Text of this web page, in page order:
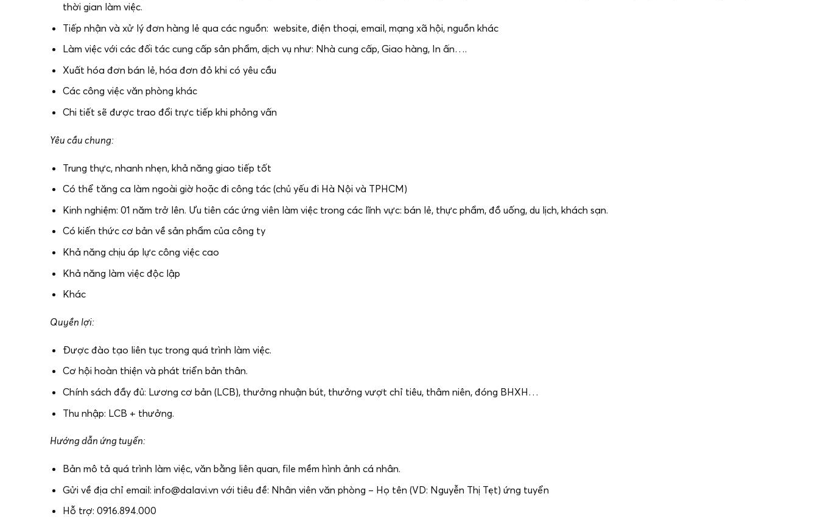
thời gian làm việc.
Tiếp nhận và xử lý đơn hàng lẻ qua các nguồn: website, điện thoại, email, mạng xã hội, nguồn khác
Làm việc với các đối tác cung cấp sản phẩm, dịch vụ như: Nhà cung cấp, Giao hàng, In ấn….
Xuất hóa đơn bán lẻ, hóa đơn đỏ khi có yêu cầu
Các công việc văn phòng khác
Chi tiết sẽ được trao đổi trực tiếp khi phỏng vấn
Yêu cầu chung:
Trung thực, nhanh nhẹn, khả năng giao tiếp tốt
Có thể tăng ca làm ngoài giờ hoặc đi công tác (chủ yếu đi Hà Nội và TPHCM)
Kinh nghiệm: 01 năm trở lên. Ưu tiên các ứng viên làm việc trong các lĩnh vực: bán lẻ, thực phẩm, đồ uống, du lịch, khách sạn.
Có kiến thức cơ bản về sản phẩm của công ty
Khả năng chịu áp lực công việc cao
Khả năng làm việc độc lập
Khác
Quyền lợi:
Được đào tạo liên tục trong quá trình làm việc.
Cơ hội hoàn thiện và phát triển bản thân.
Chính sách đầy đủ: Lương cơ bản (LCB), thưởng nhuận bút, thưởng vượt chỉ tiêu, thâm niên, đóng BHXH…
Thu nhập: LCB + thưởng.
Hướng dẫn ứng tuyển:
Bản mô tả quá trình làm việc, văn bằng liên quan, file mềm hình ảnh cá nhân.
Gửi về địa chỉ email: info@dalavi.vn với tiêu đề: Nhân viên văn phòng – Họ tên (VD: Nguyễn Thị Tẹt) ứng tuyển
Hỗ trợ: 0916.894.000